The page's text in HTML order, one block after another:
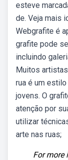
esteve
de. Veja mais
Webgrafite é
grafite pode
incluindo
Muitos
rua é um
jovens. O
atenção por
utilizar
arte nas ruas;
For more